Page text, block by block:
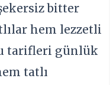
bitter
hem lezzetli
tarifleri günlük
tatlı